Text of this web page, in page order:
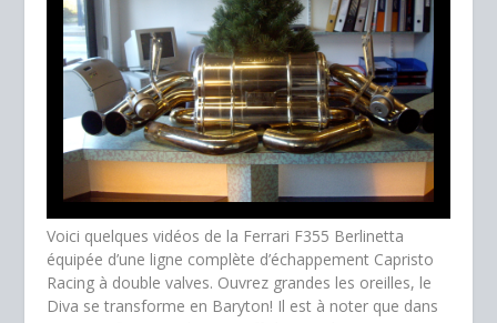
Voici quelques vidéos de la Ferrari F355 Berlinetta
équipée d’une ligne complète d’échappement Capristo
Racing à double valves. Ouvrez grandes les oreilles, le
Diva se transforme en Baryton! Il est à noter que dans